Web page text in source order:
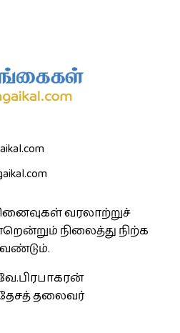
வரலாற்றுச்
நிலைத்து நிற்க
தலைவர்